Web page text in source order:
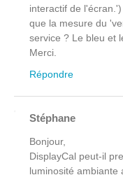
interactif de
que la mesure du
service ? Le bleu et
Merci.
Répondre
Stéphane
Bonjour,
DisplayCal peut-il
luminosité ambiante